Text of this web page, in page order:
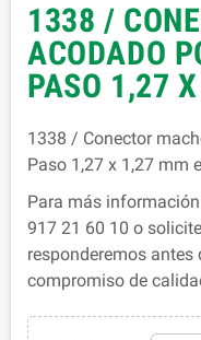
1338 /
ACODADO
PASO 1,27
1338 / Conector
Paso 1,27 x 1,27 mm
Para más
917 21 60 10 o
responderemos antes
compromiso de